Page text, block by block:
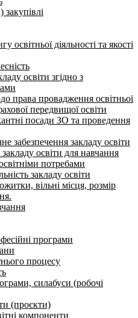
закупівлі
освітньої діяльності та якості
освіти згідно з
права провадження освітньої
передвищої освіти
посади ЗО та проведення
забезпечення закладу освіти
освіти для навчання
потребами
закладу освіти
вільні місця, розмір
програми
процесу
силабуси (робочі
(проєкти)
компоненти